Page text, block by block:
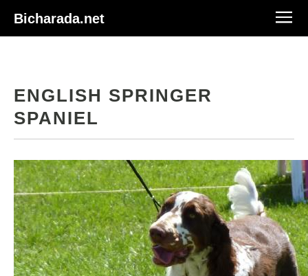
Bicharada.net
ENGLISH SPRINGER
SPANIEL